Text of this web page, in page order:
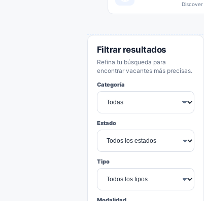
Filtrar resultados
Refina tu búsqueda para
encontrar vacantes más precisas.
Categoría
Estado
Tipo